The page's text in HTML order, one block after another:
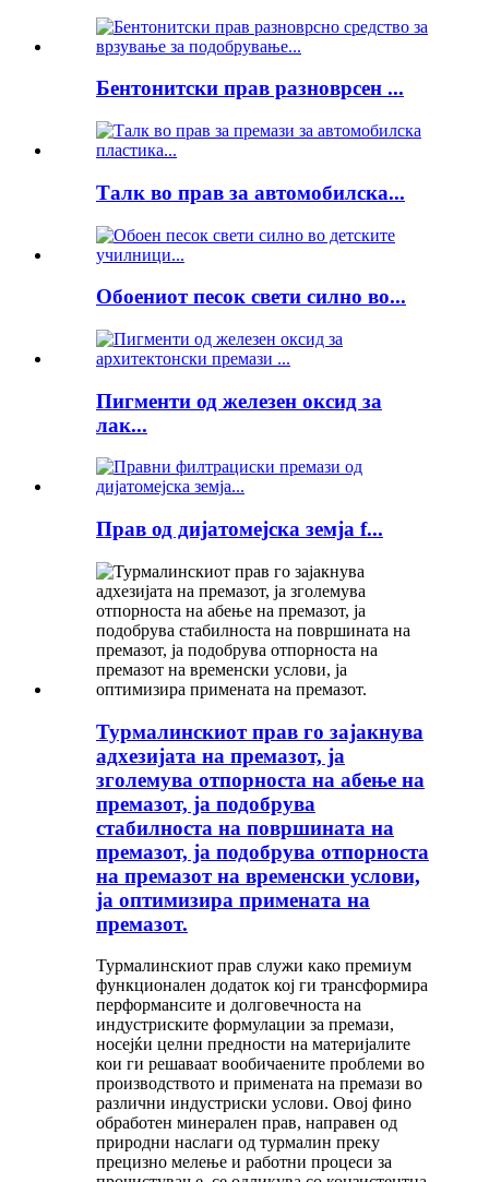
Бентонитски прав разноврсен ...
Талк во прав за автомобилска...
Обоениот песок свети силно во...
Пигменти од железен оксид за
лак...
Прав од дијатомејска земја f...
Турмалинскиот прав го зајакнува
адхезијата на премазот, ја
зголемува отпорноста на абење на
премазот, ја подобрува
стабилноста на површината на
премазот, ја подобрува отпорноста
на премазот на временски услови,
ја оптимизира примената на
премазот.
Турмалинскиот прав служи како премиум
функционален додаток кој ги трансформира
перформансите и долговечноста на
индустриските формулации за премази,
носејќи целни предности на материјалите
кои ги решаваат вообичаените проблеми во
производството и примената на премази во
различни индустриски услови. Овој фино
обработен минерален прав, направен од
природни наслаги од турмалин преку
прецизно мелење и работни процеси за